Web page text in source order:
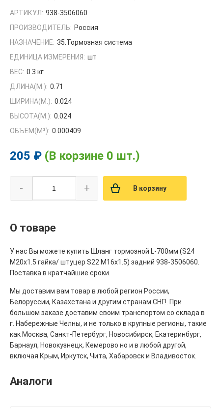
АРТИКУЛ: 938-3506060
ПРОИЗВОДИТЕЛЬ: Россия
НАЗНАЧЕНИЕ: 35.Тормозная система
ЕДИНИЦА ИЗМЕРЕНИЯ: шт
ВЕС: 0.3 кг
ДЛИНА(М.): 0.71
ШИРИНА(М.): 0.024
ВЫСОТА(М.): 0.024
ОБЪЕМ(M³): 0.000409
205 ₽ (В корзине 0 шт.)
- + В корзину
О товаре
У нас Вы можете купить Шланг тормозной L-700мм (S24
М20х1.5 гайка/ штуцер S22 М16х1.5) задний 938-3506060.
Поставка в кратчайшие сроки.
Мы доставим вам товар в любой регион России,
Белоруссии, Казахстана и другим странам СНГ!. При
большом заказе доставим своим транспортом со склада в
г. Набережные Челны, и не только в крупные регионы, такие
как Москва, Санкт-Петербург, Новосибирск, Екатеринбург,
Барнаул, Новокузнецк, Кемерово но и в любой другой,
включая Крым, Иркутск, Чита, Хабаровск и Владивосток.
Аналоги